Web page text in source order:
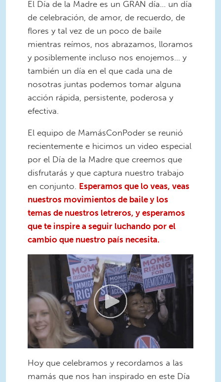
El Día de la Madre es un GRAN día... un día
de celebración, de amor, de recuerdo, de
flores y tal vez de un poco de baile
mientras reímos, nos abrazamos, lloramos
y posiblemente incluso nos enojemos... y
también un día en el que cada una de
nosotras juntas podemos tomar alguna
acción rápida, persistente, poderosa y
efectiva.
El equipo de MamásConPoder se reunió
recientemente e hicimos un video especial
por el Día de la Madre que creemos que
disfrutarás y que captura nuestro trabajo
en conjunto. Esperamos que lo veas, veas
nuestros movimientos de baile y los
temas de nuestros letreros, y esperamos
que te inspire a seguir luchando por el
cambio que nuestro país necesita.
Hoy que celebramos y recordamos a las
mamás que nos han inspirado en este Día